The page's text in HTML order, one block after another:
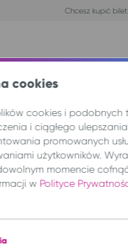
Chcesz kupić bilet:
cookies
cookies i podobnych
i ciągłego ulepszania
promowanych
użytkowników.
momencie
w Polityce